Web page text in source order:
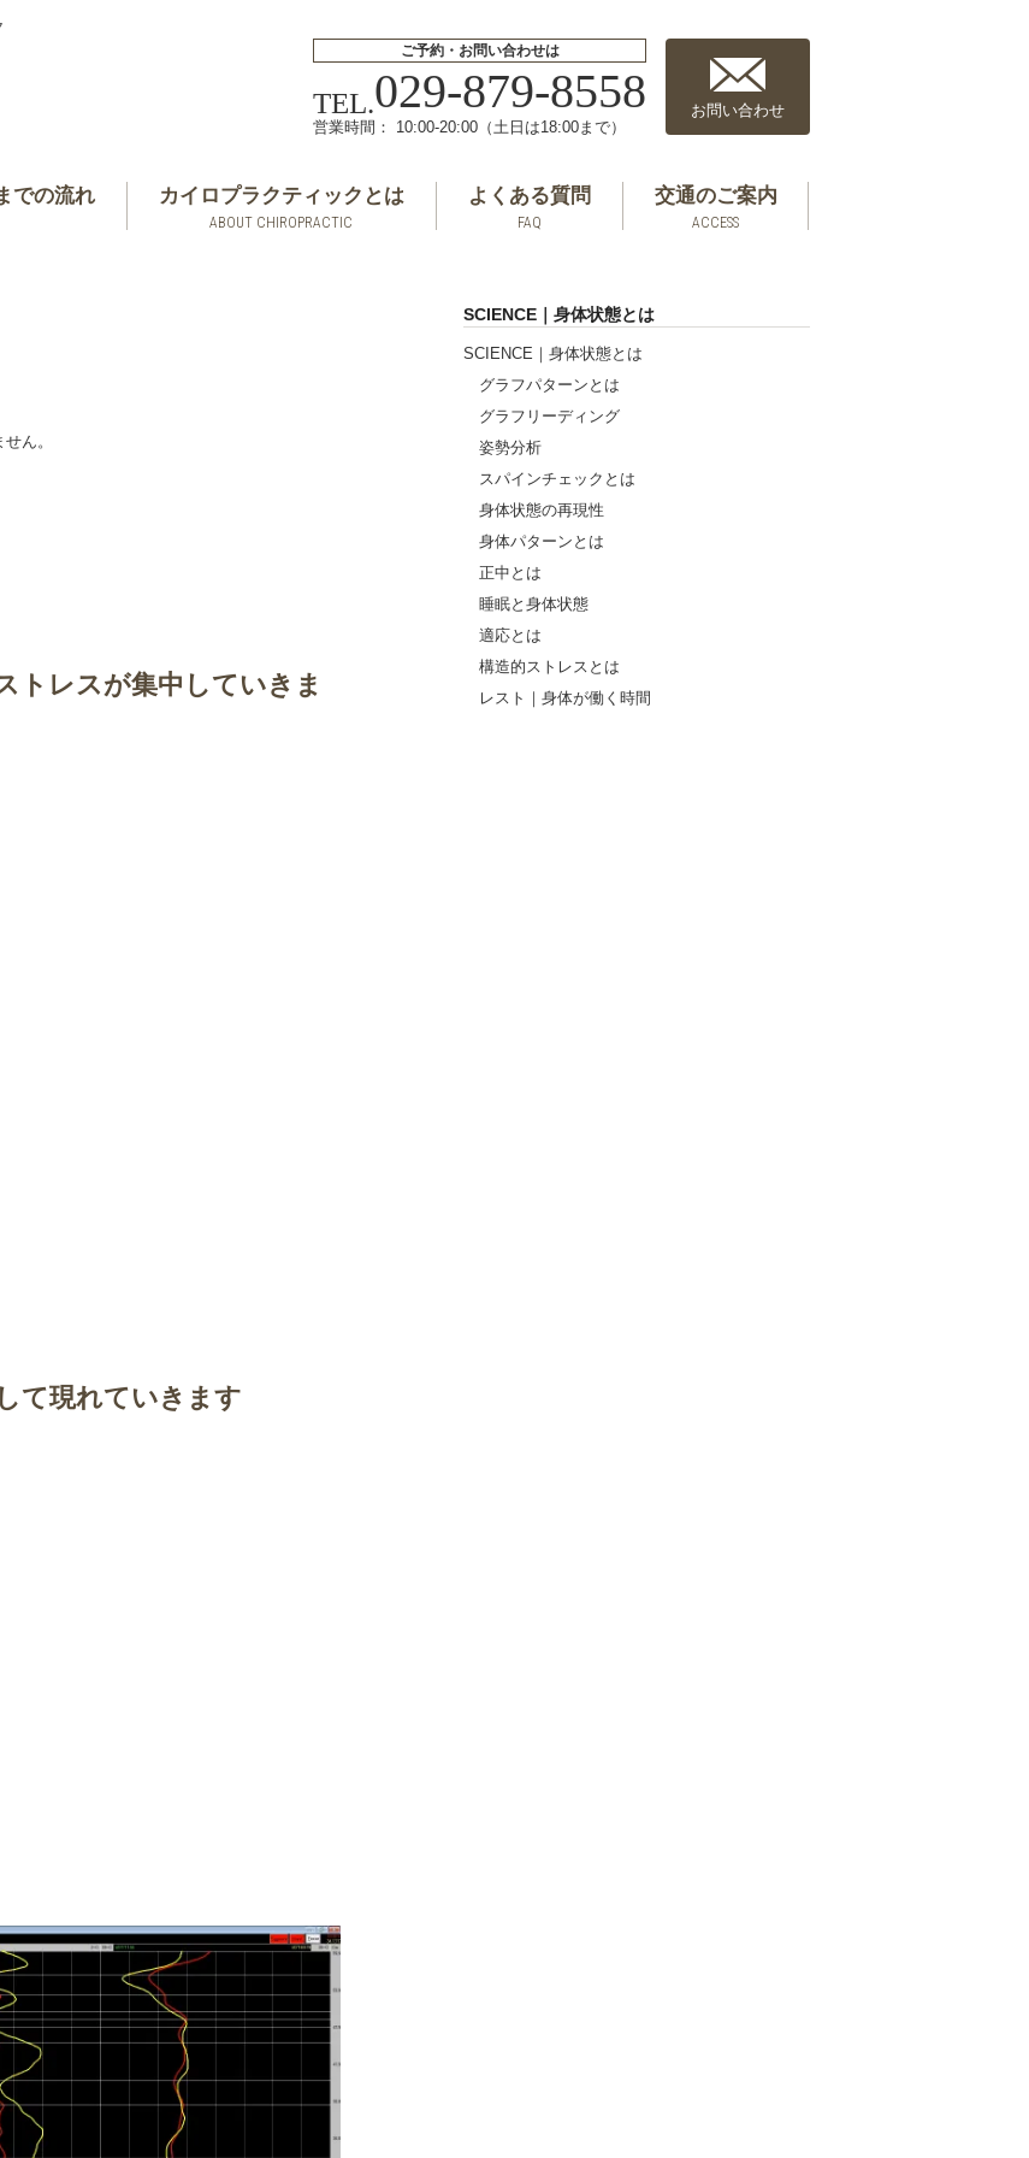
ご予約・お問い合わせは
TEL.029-879-8558
営業時間： 10:00-20:00（土日は18:00まで）
お問い合わせ
での流れ カイロプラクティックとは
ABOUT CHIROPRACTIC
よくある質問
FAQ
交通のご案内
ACCESS
ん。
トレスが集中していきま
て現れていきます
SCIENCE｜身体状態とは
SCIENCE｜身体状態とは
グラフパターンとは
グラフリーディング
姿勢分析
スパインチェックとは
身体状態の再現性
身体パターンとは
正中とは
睡眠と身体状態
適応とは
構造的ストレスとは
レスト｜身体が働く時間